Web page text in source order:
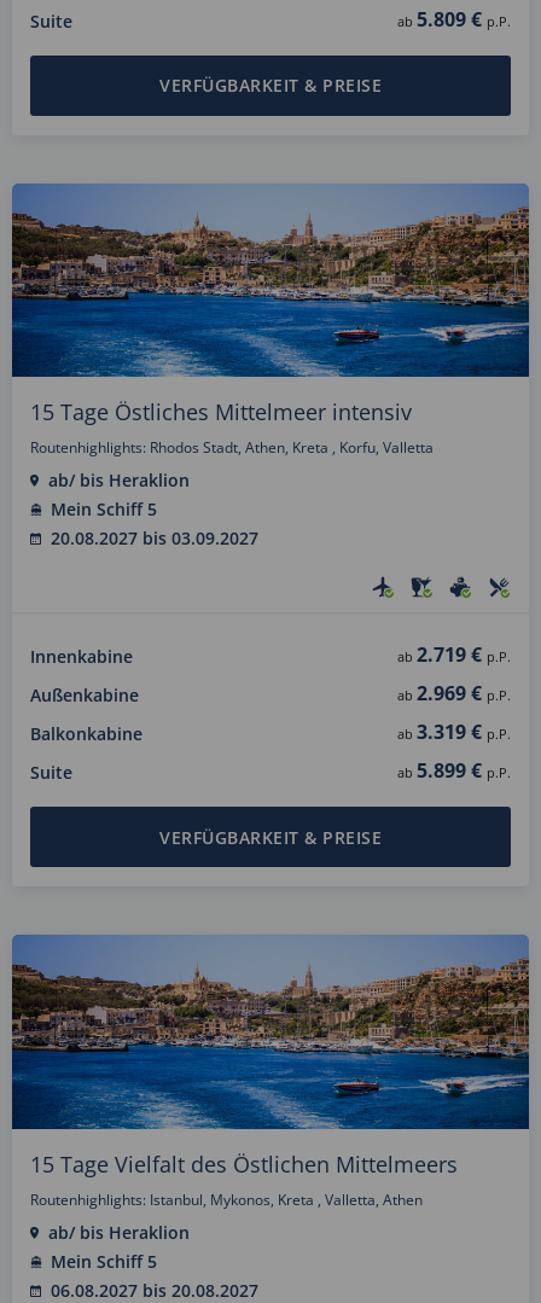
Suite ab 5.809 € p.P.
VERFÜGBARKEIT & PREISE
15 Tage Östliches Mittelmeer intensiv
Routenhighlights: Rhodos Stadt, Athen, Kreta , Korfu, Valletta
ab/ bis Heraklion
Mein Schiff 5
20.08.2027 bis 03.09.2027
Innenkabine ab 2.719 € p.P.
Außenkabine ab 2.969 € p.P.
Balkonkabine ab 3.319 € p.P.
Suite ab 5.899 € p.P.
VERFÜGBARKEIT & PREISE
15 Tage Vielfalt des Östlichen Mittelmeers
Routenhighlights: Istanbul, Mykonos, Kreta , Valletta, Athen
ab/ bis Heraklion
Mein Schiff 5
06.08.2027 bis 20.08.2027